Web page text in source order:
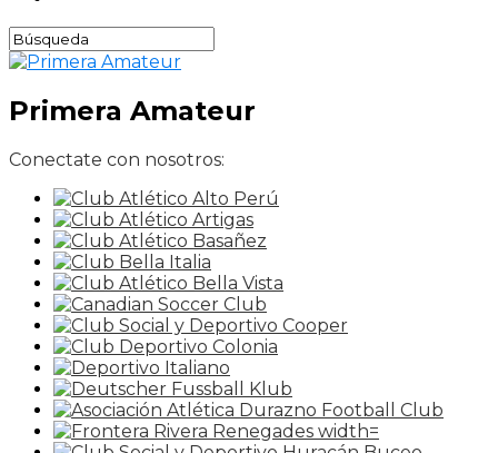
Primera Amateur
Conectate con nosotros: